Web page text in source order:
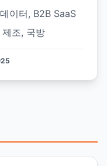
이터, B2B SaaS
조, 국방